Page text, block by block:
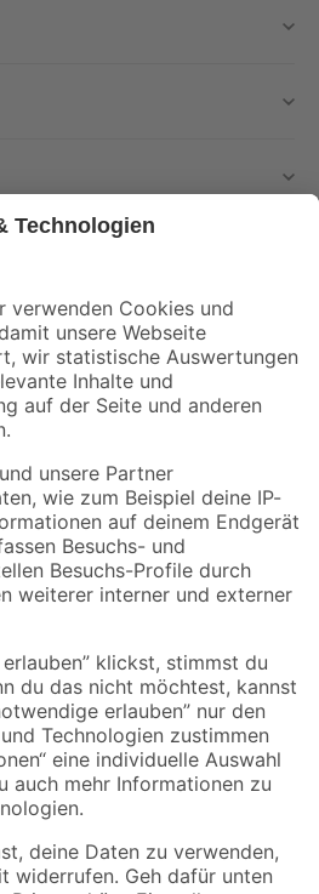
und Aktionen mehr verpassen!
Versandarten
MwSt.. Die dargestellten Angebote sind unter